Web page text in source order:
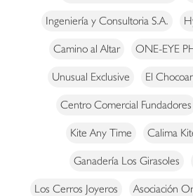
Ingeniería y Consultoria S.A.
Camino al Altar ONE-EYE
Unusual Exclusive El
Centro Comercial Fundadores
Kite Any Time Calima
Ganadería Los Girasoles
Los Cerros Joyeros Asociación